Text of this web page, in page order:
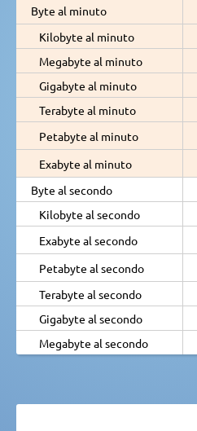
Byte al minuto
Kilobyte al minuto
Megabyte al minuto
Gigabyte al minuto
Terabyte al minuto
Petabyte al minuto
Exabyte al minuto
Byte al secondo
Kilobyte al secondo
Exabyte al secondo
Petabyte al secondo
Terabyte al secondo
Gigabyte al secondo
Megabyte al secondo